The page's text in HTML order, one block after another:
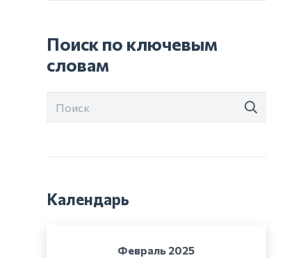
Поиск по ключевым
словам
Календарь
Февраль 2025